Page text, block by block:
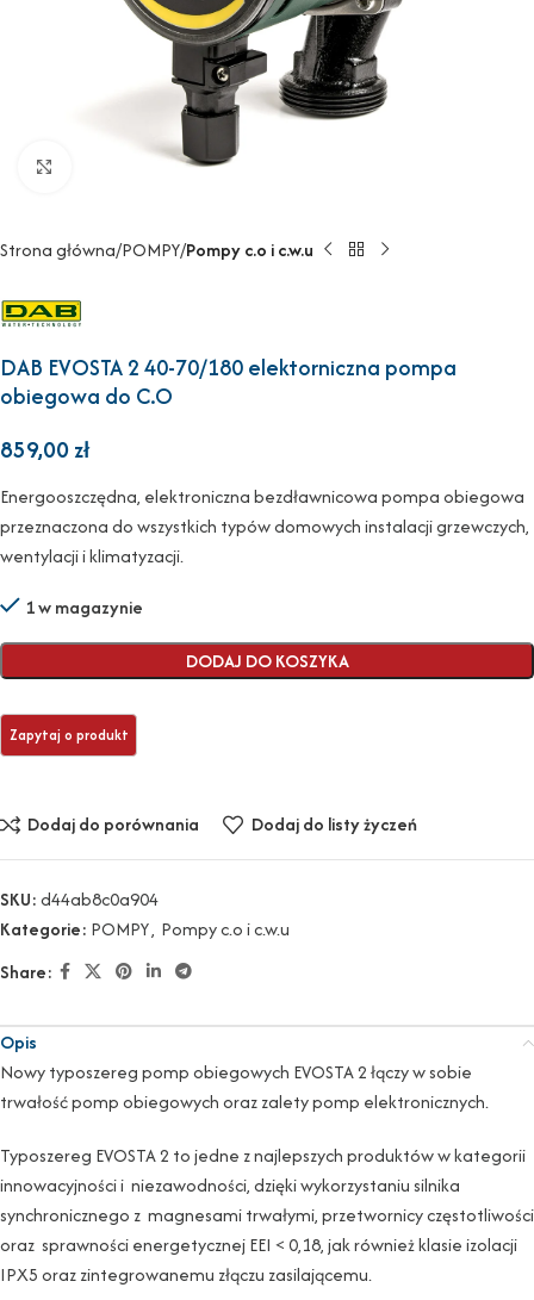
Strona główna POMPY Pompy c.o i c.w.u
DAB EVOSTA 2 40-70/180 elektorniczna pompa
obiegowa do C.O
859,00zł
Energooszczędna, elektroniczna bezdławnicowa pompa obiegowa
przeznaczona do wszystkich typów domowych instalacji grzewczych,
wentylacji i klimatyzacji.
1 w magazynie
DODAJ DO KOSZYKA
Dodaj do porównania Dodaj do listy życzeń
SKU:d44ab8c0a904
Kategorie: POMPY, Pompy c.o i c.w.u
Share:
Opis
Nowy typoszereg pomp obiegowych EVOSTA 2 łączy w sobie
trwałość pomp obiegowych oraz zalety pomp elektronicznych.
Typoszereg EVOSTA 2 to jedne z najlepszych produktów w kategorii
innowacyjności i niezawodności, dzięki wykorzystaniu silnika
synchronicznego z magnesami trwałymi, przetwornicy częstotliwości
oraz sprawności energetycznej EEI < 0,18, jak również klasie izolacji
IPX5 oraz zintegrowanemu złączu zasilającemu.